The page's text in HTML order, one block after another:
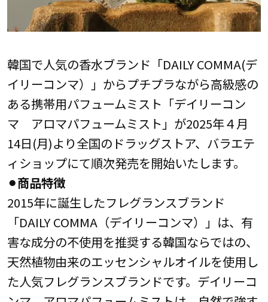
韓国で人気の香水ブランド「DAILY COMMA(デ
イリーコンマ）」からプチプラながら高級感の
ある携帯用パフュームミスト「デイリーコン
マ アロマパフュームミスト」が2025年４月
14日(月)より全国のドラッグストア、バラエテ
ィショップにて順次発売を開始いたします。
⚫︎商品特徴
2015年に誕生したフレグランスブランド
「DAILY COMMA（デイリーコンマ）」は、有
害な成分の不使用を推奨する韓国ならではの、
天然植物由来のエッセンシャルオイルを使用し
た人気フレグランスブランドです。デイリーコ